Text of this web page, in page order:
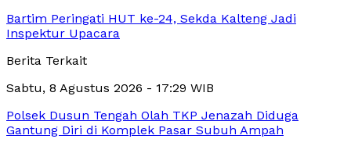
Bartim Peringati HUT ke-24, Sekda Kalteng Jadi
Inspektur Upacara
Berita Terkait
Sabtu, 8 Agustus 2026 - 17:29 WIB
Polsek Dusun Tengah Olah TKP Jenazah Diduga
Gantung Diri di Komplek Pasar Subuh Ampah